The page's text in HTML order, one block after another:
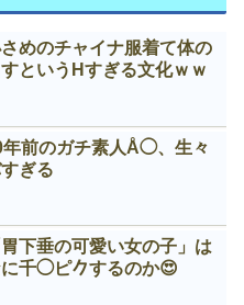
さめのチャイナ服着て体の
というНすぎる文化ｗｗ
年前のガチ素人Å◯、生々
ぎる
胃下垂の可愛い女の子」は
千◯ピ𠂊するのか😍